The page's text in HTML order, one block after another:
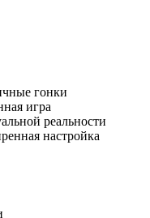
гонки
игра
реальности
настройка